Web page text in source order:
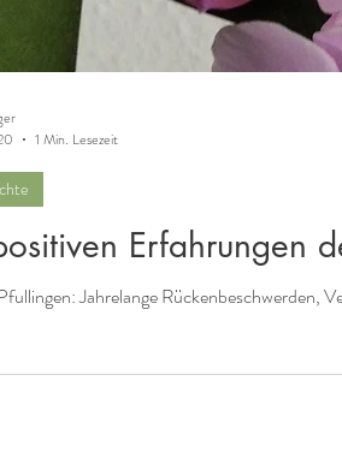
Erfahrungen
Jahrelange
1 Min. Lesezeit